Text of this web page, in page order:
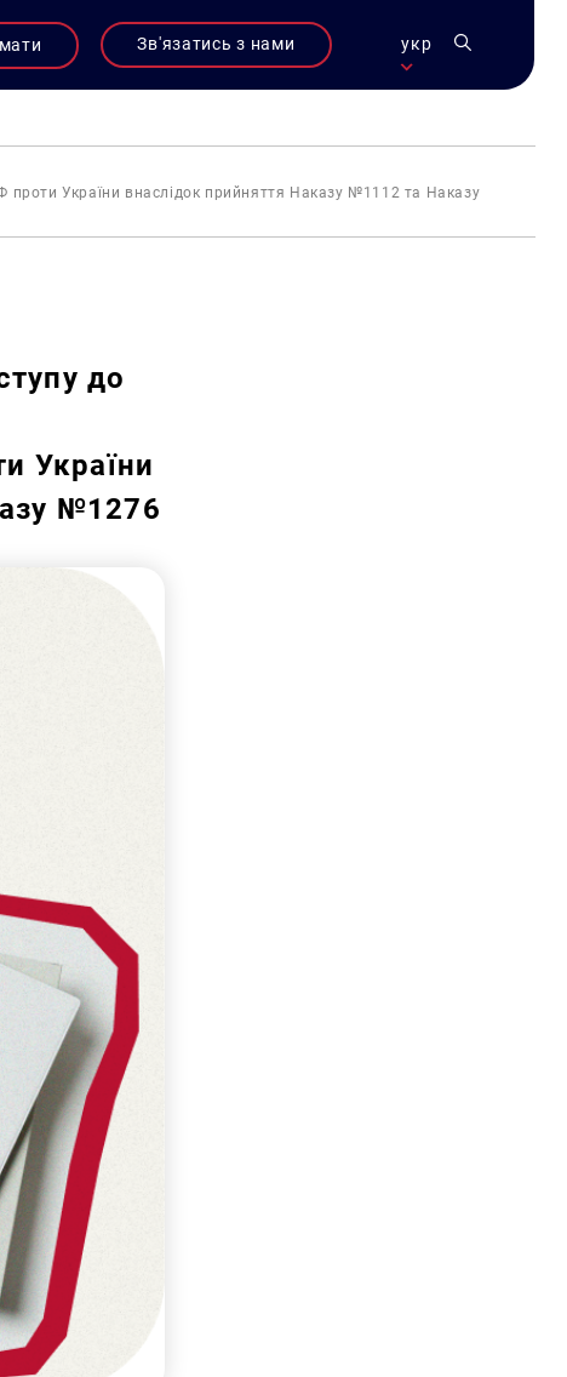
Зв'язатись з нами укр
проти України внаслідок прийняття Наказу №1112 та Наказу
до
України
№1276